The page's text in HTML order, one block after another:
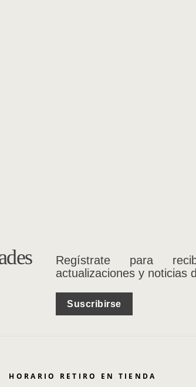
Regístrate para
actualizaciones y noticias
Suscribirse
HORARIO RETIRO EN TIENDA